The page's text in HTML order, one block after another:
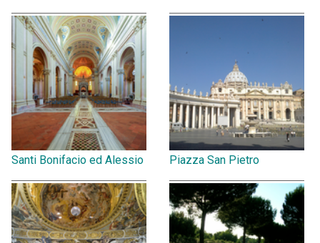
Santi Bonifacio ed Alessio Piazza San Pietro